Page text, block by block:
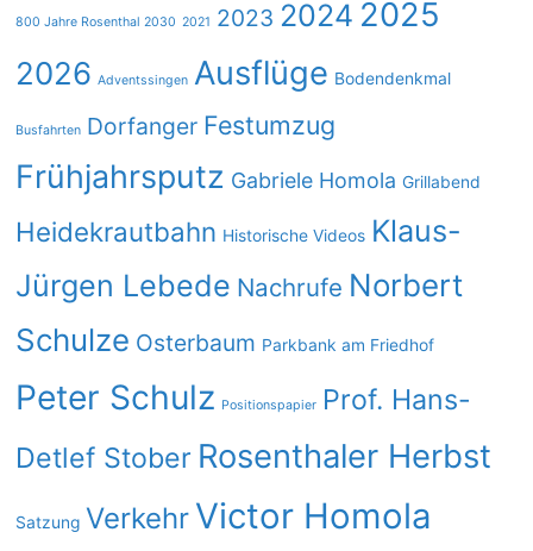
800 Jahre Rosenthal 2030 2021 2023 2024 2025
2026 Adventssingen Ausflüge Bodendenkmal
Busfahrten Dorfanger Festumzug
Frühjahrsputz Gabriele Homola Grillabend
Heidekrautbahn Historische Videos Klaus-
Jürgen Lebede Nachrufe Norbert
Schulze Osterbaum Parkbank am Friedhof
Peter Schulz Positionspapier Prof. Hans-
Detlef Stober Rosenthaler Herbst
Satzung Verkehr Victor Homola